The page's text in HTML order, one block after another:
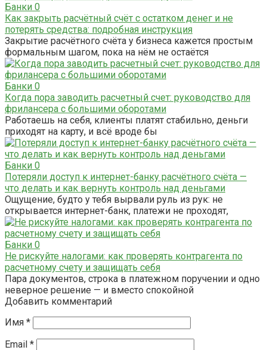
Банки 0
Как закрыть расчётный счёт с остатком денег и не
потерять средства: подробная инструкция
Закрытие расчётного счёта у бизнеса кажется простым
формальным шагом, пока на нём не остаётся
Банки 0
Когда пора заводить расчетный счет: руководство для
фрилансера с большими оборотами
Работаешь на себя, клиенты платят стабильно, деньги
приходят на карту, и всё вроде бы
Банки 0
Потеряли доступ к интернет-банку расчётного счёта —
что делать и как вернуть контроль над деньгами
Ощущение, будто у тебя вырвали руль из рук: не
открывается интернет-банк, платежи не проходят,
Банки 0
Не рискуйте налогами: как проверять контрагента по
расчетному счету и защищать себя
Пара документов, строка в платежном поручении и одно
неверное решение — и вместо спокойной
Добавить комментарий
Имя *
Email *